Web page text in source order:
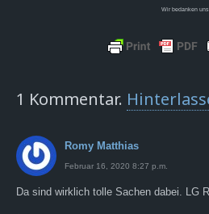
Wir bedanken
1 Kommentar.
Romy Matthias
Februar 16, 2020 8:27 p.m.
Da sind wirklich tolle Sachen dabei. LG